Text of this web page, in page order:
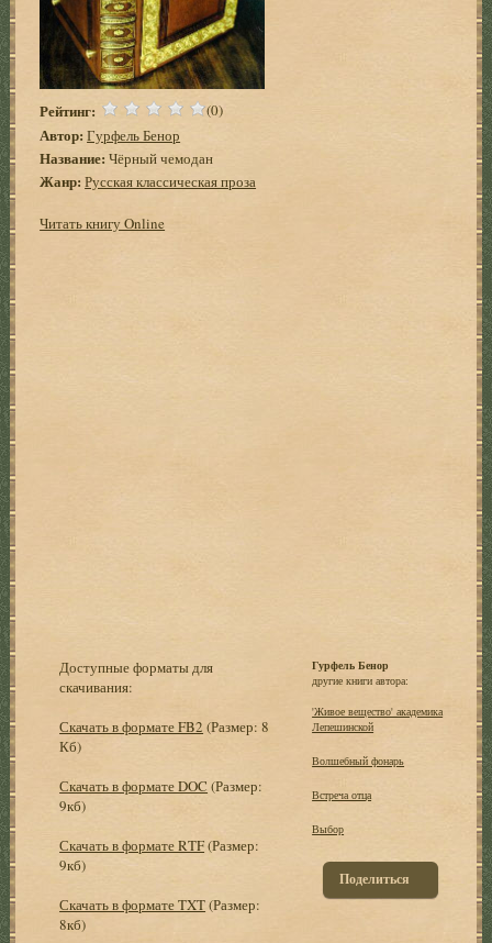
Рейтинг: (0)
Автор: Гурфель Бенор
Название: Чёрный чемодан
Жанр: Русская классическая проза
Читать книгу Online
Доступные форматы для
скачивания:
Скачать в формате FB2 (Размер: 8
Кб)
Скачать в формате DOC (Размер:
9кб)
Скачать в формате RTF(Размер:
9кб)
Скачать в формате TXT(Размер:
8кб)
Гурфель Бенор
другие книги автора:
'Живое вещество' академика
Лепешинской
Волшебный фонарь
Встреча отца
Выбор
Поделиться